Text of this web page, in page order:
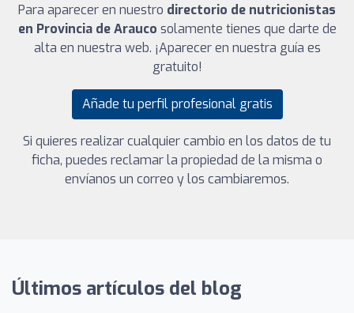
Para aparecer en nuestro directorio de nutricionistas
en Provincia de Arauco solamente tienes que darte de
alta en nuestra web. ¡Aparecer en nuestra guía es
gratuito!
Añade tu perfil profesional gratis
Si quieres realizar cualquier cambio en los datos de tu
ficha, puedes reclamar la propiedad de la misma o
envíanos un correo y los cambiaremos.
Últimos artículos del blog